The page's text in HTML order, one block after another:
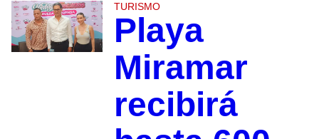
TURISMO
Playa
Miramar
recibirá